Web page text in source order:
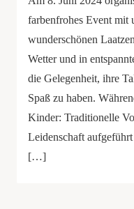
farbenfrohes Event mit
wunderschönen
Wetter und in
die Gelegenheit, ihre
Spaß zu haben.
Kinder: Traditionelle
Leidenschaft
[…]